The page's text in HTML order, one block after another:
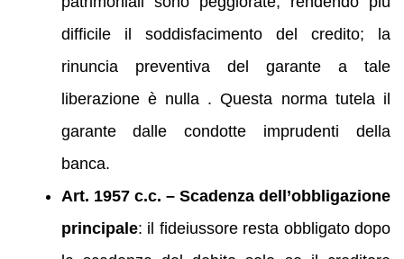
difficile il soddisfacimento del credito; la
rinuncia preventiva del garante a tale
liberazione è nulla . Questa norma tutela il
garante dalle condotte imprudenti della
banca.
Art. 1957 c.c. – Scadenza dell’obbligazione
principale: il fideiussore resta obbligato dopo